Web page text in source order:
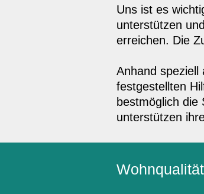
Uns ist es
unterstützen
erreichen. Die
Anhand speziell
festgestellten
bestmöglich die
unterstützen
Wohnqualität